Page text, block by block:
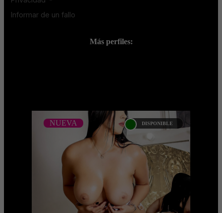
Más perfiles:
NUEVA DISPONIBLE
LORENA FORTEZA
NUEVA
Soy Lorena Forteza , una mujer
elegante, curiosa y con un encanto
natural que invita a disfrutar de los
pequeños y grandes placere ...